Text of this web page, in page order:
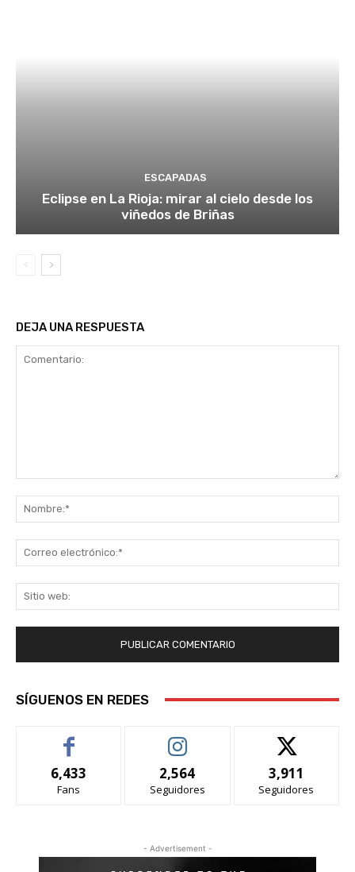
ESCAPADAS
Eclipse en La Rioja: mirar al cielo desde los
viñedos de Briñas
DEJA UNA RESPUESTA
SÍGUENOS EN REDES
6,433
Fans
2,564
Seguidores
3,911
Seguidores
- Advertisement -